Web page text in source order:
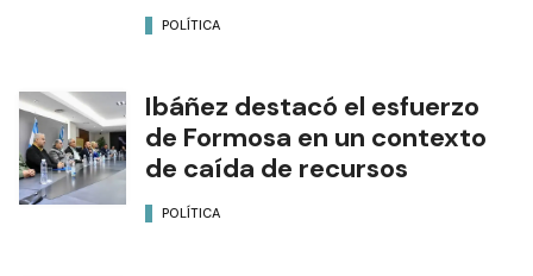
POLÍTICA
Ibáñez destacó el esfuerzo
de Formosa en un contexto
de caída de recursos
POLÍTICA